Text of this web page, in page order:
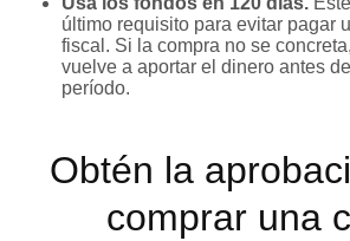
último requisito para evitar pagar
fiscal. Si la compra no se
vuelve a aportar el dinero antes
período.
Obtén la
comprar una